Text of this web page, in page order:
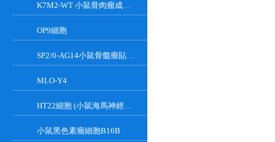
K7M2-WT 小鼠骨肉瘤成骨細胞系
OP9細胞
SP2/0-AG14小鼠骨髓瘤貼壁細胞系
MLO-Y4
HT22細胞 (小鼠海馬神經元細胞) (STR鑒定正確)
小鼠黑色素瘤細胞B16B